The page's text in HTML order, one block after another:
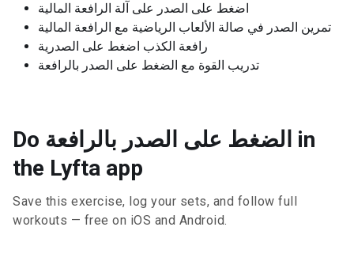
اضغط على الصدر على آلة الرافعة المالية
تمرين الصدر في صالة الألعاب الرياضية مع الرافعة المالية
رافعة الكذب اضغط على الصدرية
تدريب القوة مع الضغط على الصدر بالرافعة
Do الضغط على الصدر بالرافعة in
the Lyfta app
Save this exercise, log your sets, and follow full
workouts — free on iOS and Android.